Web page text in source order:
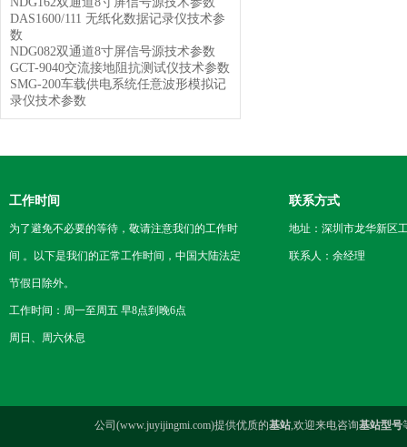
DAS1600/111 无纸化数据记录仪技术参
数
NDG082双通道8寸屏信号源技术参数
GCT-9040交流接地阻抗测试仪技术参数
SMG-200车载供电系统任意波形模拟记
录仪技术参数
工作时间
为了避免不必要的等待，敬请注意我们的工作时
间 。以下是我们的正常工作时间，中国大陆法定
节假日除外。
工作时间：周一至周五 早8点到晚6点
周日、周六休息
联系方式
地址：深圳市龙华新区
联系人：余经理
公司(www.juyijingmi.com)提供优质的基站,欢迎来电咨询基站型号